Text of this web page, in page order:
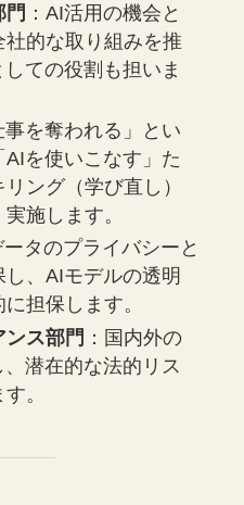
：AI活用の機会と
社的な取り組みを推
ての役割も担いま
事を奪われる」とい
を使いこなす」た
ング（学び直し）
施します。
ータのプライバシーと
、AIモデルの透明
担保します。
ス部門 ：国内外の
潜在的な法的リス
。